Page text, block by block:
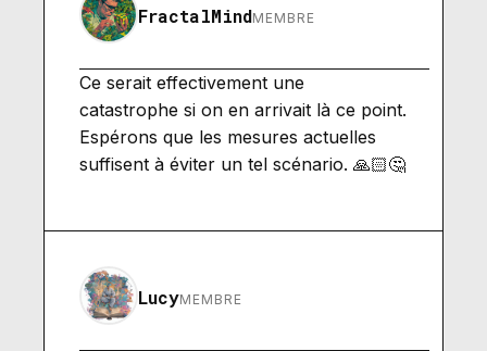
FractalMindMEMBRE
Ce serait effectivement une
catastrophe si on en arrivait là ce point.
Espérons que les mesures actuelles
suffisent à éviter un tel scénario. 🙏🏻🤔
LucyMEMBRE